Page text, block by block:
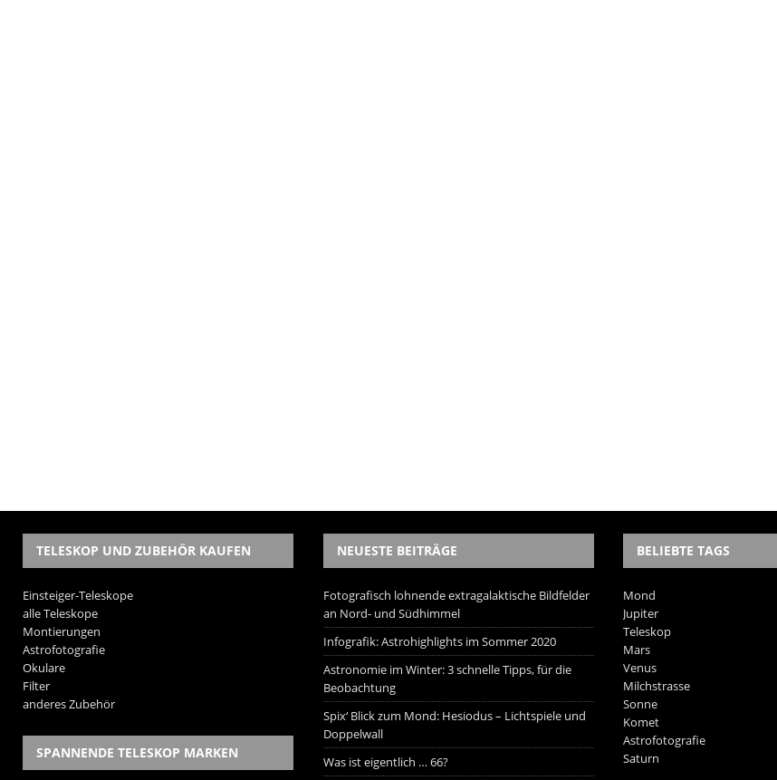
TELESKOP UND ZUBEHÖR KAUFEN
Einsteiger-Teleskope
alle Teleskope
Montierungen
Astrofotografie
Okulare
Filter
anderes Zubehör
SPANNENDE TELESKOP MARKEN
NEUESTE BEITRÄGE
Fotografisch lohnende extragalaktische Bildfelder
an Nord- und Südhimmel
Infografik: Astrohighlights im Sommer 2020
Astronomie im Winter: 3 schnelle Tipps, für die
Beobachtung
Spix‘ Blick zum Mond: Hesiodus – Lichtspiele und
Doppelwall
Was ist eigentlich … 66?
BELIEBTE TAGS
Mond
Jupiter
Teleskop
Mars
Venus
Milchstrasse
Sonne
Komet
Astrofotografie
Saturn